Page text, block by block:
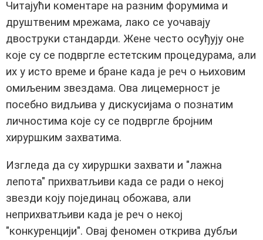
Читајући коментаре на разним форумима и
друштвеним мрежама, лако се уочавају
двоструки стандарди. Жене често осуђују оне
које су се подвргле естетским процедурама, али
их у исто време и бране када је реч о њиховим
омиљеним звездама. Ова лицемерност је
посебно видљива у дискусијама о познатим
личностима које су се подвргле бројним
хируршким захватима.
Изгледа да су хируршки захвати и "лажна
лепота" прихватљиви када се ради о некој
звезди коју појединац обожава, али
неприхватљиви када је реч о некој
"конкуренцији". Овај феномен открива дубљи